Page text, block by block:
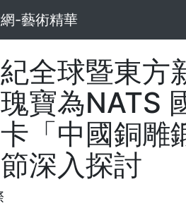
-藝術精華
全球暨東方
寶為NATS
「中國銅雕
深入探討